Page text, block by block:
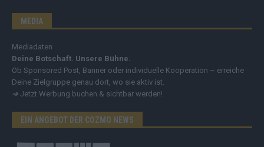
MEDIA
Mediadaten
Deine Botschaft. Unsere Bühne.
Ob Sponsored Post, Banner oder individuelle Kooperation – erreiche
Deine Zielgruppe genau dort, wo sie aktiv ist.
➔ Jetzt Werbung buchen & sichtbar werden!
EIN ANGEBOT DER COZMO NEWS